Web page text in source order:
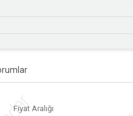
Fiyat Aralığı